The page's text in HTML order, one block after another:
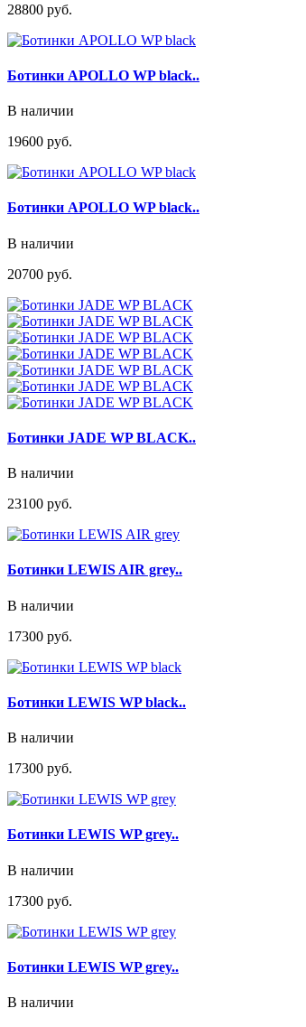
28800 руб.
Ботинки APOLLO WP black..
В наличии
19600 руб.
Ботинки APOLLO WP black..
В наличии
20700 руб.
Ботинки JADE WP BLACK..
В наличии
23100 руб.
Ботинки LEWIS AIR grey..
В наличии
17300 руб.
Ботинки LEWIS WP black..
В наличии
17300 руб.
Ботинки LEWIS WP grey..
В наличии
17300 руб.
Ботинки LEWIS WP grey..
В наличии